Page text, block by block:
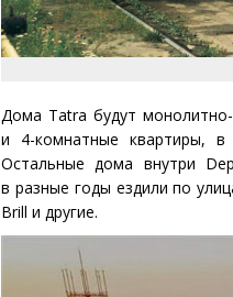
Дома Tatra будут
и 4-комнатные квартиры,
Остальные дома внутри D
в разные годы ездили по
Brill и другие.